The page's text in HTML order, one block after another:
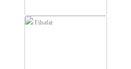
Filsafat